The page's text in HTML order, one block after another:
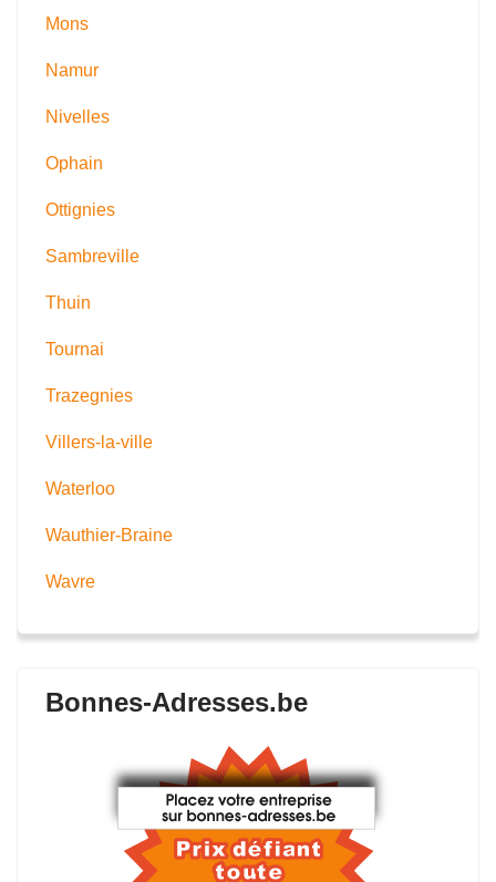
Mons
Namur
Nivelles
Ophain
Ottignies
Sambreville
Thuin
Tournai
Trazegnies
Villers-la-ville
Waterloo
Wauthier-Braine
Wavre
Bonnes-Adresses.be